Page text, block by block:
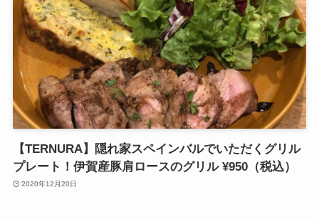
【TERNURA】隠れ家スペインバルでいただくグリル
プレート！伊賀産豚肩ロースのグリル ¥950（税込）
2020年12月20日